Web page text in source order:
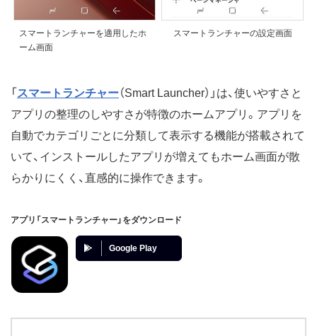
スマートランチャーを適用したホ
ーム画面
スマートランチャーの設定画面
「 スマートランチャー（Smart Launcher）」は、使いやすさと
アプリの整理のしやすさが特徴のホームアプリ。アプリを
自動でカテゴリごとに分類して表示する機能が搭載されて
いて、インストールしたアプリが増えてもホーム画面が散
らかりにくく、直感的に操作できます。
アプリ「スマートランチャー」をダウンロード
Google Play